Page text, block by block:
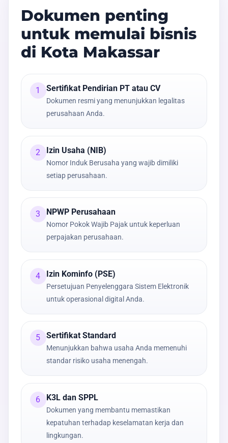
Dokumen penting
untuk memulai bisnis
di Kota Makassar
1 Sertifikat Pendirian PT atau CV
Dokumen resmi yang menunjukkan legalitas
perusahaan Anda.
2 Izin Usaha (NIB)
Nomor Induk Berusaha yang wajib dimiliki
setiap perusahaan.
3 NPWP Perusahaan
Nomor Pokok Wajib Pajak untuk keperluan
perpajakan perusahaan.
4 Izin Kominfo (PSE)
Persetujuan Penyelenggara Sistem Elektronik
untuk operasional digital Anda.
5 Sertifikat Standard
Menunjukkan bahwa usaha Anda memenuhi
standar risiko usaha menengah.
6 K3L dan SPPL
Dokumen yang membantu memastikan
kepatuhan terhadap keselamatan kerja dan
lingkungan.